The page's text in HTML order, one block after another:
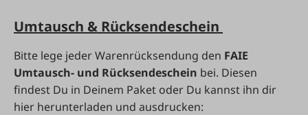
Umtausch & Rücksendeschein
Bitte lege jeder Warenrücksendung den FAIE
Umtausch- und Rücksendeschein bei. Diesen
findest Du in Deinem Paket oder Du kannst ihn dir
hier herunterladen und ausdrucken: